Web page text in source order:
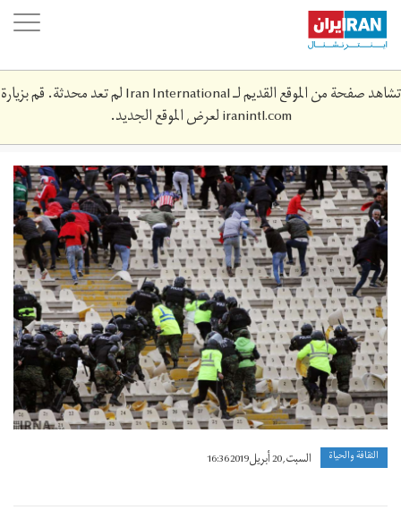
Skip
main
content
تشاهد صفحة من الموقع القديم لـ Iran International لم تعد محدثة. قم بزيارة
iranintl.comلعرض الموقع الجديد.
screen_shot_2019-
04-
19_at_6.‎20.‎39_pm.png
الثقافة والحياة السبت, 20 أبريل 2019 16:36